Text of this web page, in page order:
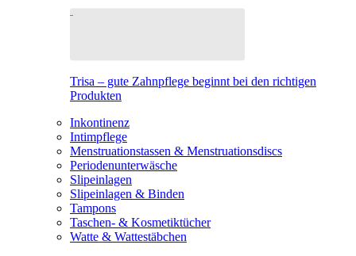
Trisa – gute Zahnpflege beginnt bei den richtigen
Produkten
Inkontinenz
Intimpflege
Menstruationstassen & Menstruationsdiscs
Periodenunterwäsche
Slipeinlagen
Slipeinlagen & Binden
Tampons
Taschen- & Kosmetiktücher
Watte & Wattestäbchen